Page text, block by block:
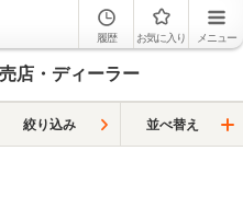
履歴 お気に入り メニュー
店・ディーラー
絞り込み 並べ替え